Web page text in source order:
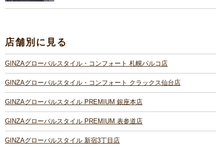
店舗別に見る
GINZAグローバルスタイル・コンフォート 札幌パルコ店
GINZAグローバルスタイル・コンフォート クラックス仙台店
GINZAグローバルスタイル PREMIUM 銀座本店
GINZAグローバルスタイル PREMIUM 表参道店
GINZAグローバルスタイル 新宿3丁目店